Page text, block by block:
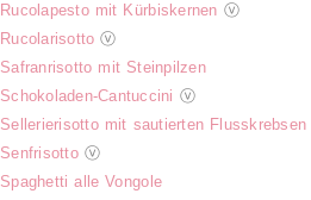
Rucolapesto mit Kürbiskernen ⓥ
Rucolarisotto ⓥ
Safranrisotto mit Steinpilzen
Schokoladen-Cantuccini ⓥ
Sellerierisotto mit sautierten Flusskrebsen
Senfrisotto ⓥ
Spaghetti alle Vongole